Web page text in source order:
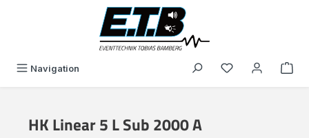
Navigation You have 0
HK Linear 5 L Sub 2000 A